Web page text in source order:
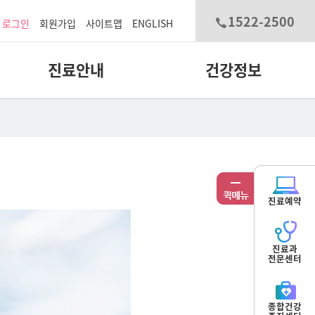
로그인 회원가입 사이트맵 ENGLISH 1522-2500
진료안내 건강정보
진료예약
진료과
전문센터
종합건강